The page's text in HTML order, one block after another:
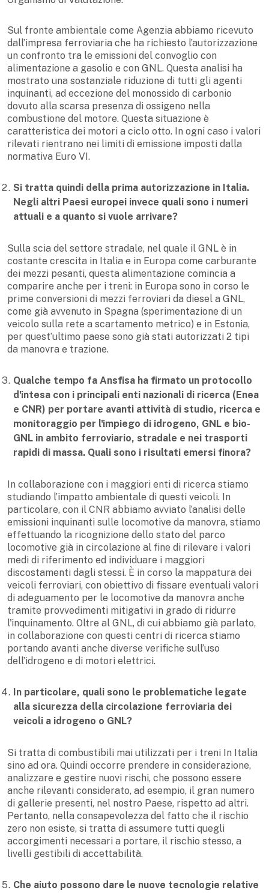
Sul fronte ambientale come Agenzia abbiamo ricevuto
dall’impresa ferroviaria che ha richiesto l’autorizzazione
un confronto tra le emissioni del convoglio con
alimentazione a gasolio e con GNL. Questa analisi ha
mostrato una sostanziale riduzione di tutti gli agenti
inquinanti, ad eccezione del monossido di carbonio
dovuto alla scarsa presenza di ossigeno nella
combustione del motore. Questa situazione è
caratteristica dei motori a ciclo otto. In ogni caso i valori
rilevati rientrano nei limiti di emissione imposti dalla
normativa Euro VI.
Si tratta quindi della prima autorizzazione in Italia.
Negli altri Paesi europei invece quali sono i numeri
attuali e a quanto si vuole arrivare?
Sulla scia del settore stradale, nel quale il GNL è in
costante crescita in Italia e in Europa come carburante
dei mezzi pesanti, questa alimentazione comincia a
comparire anche per i treni: in Europa sono in corso le
prime conversioni di mezzi ferroviari da diesel a GNL,
come già avvenuto in Spagna (sperimentazione di un
veicolo sulla rete a scartamento metrico) e in Estonia,
per quest’ultimo paese sono già stati autorizzati 2 tipi
da manovra e trazione.
Qualche tempo fa Ansfisa ha firmato un protocollo
d'intesa con i principali enti nazionali di ricerca (Enea
e CNR) per portare avanti attività di studio, ricerca e
monitoraggio per l'impiego di idrogeno, GNL e bio-
GNL in ambito ferroviario, stradale e nei trasporti
rapidi di massa. Quali sono i risultati emersi finora?
In collaborazione con i maggiori enti di ricerca stiamo
studiando l’impatto ambientale di questi veicoli. In
particolare, con il CNR abbiamo avviato l’analisi delle
emissioni inquinanti sulle locomotive da manovra, stiamo
effettuando la ricognizione dello stato del parco
locomotive già in circolazione al fine di rilevare i valori
medi di riferimento ed individuare i maggiori
discostamenti dagli stessi. È in corso la mappatura dei
veicoli ferroviari, con obiettivo di fissare eventuali valori
di adeguamento per le locomotive da manovra anche
tramite provvedimenti mitigativi in grado di ridurre
l'inquinamento. Oltre al GNL, di cui abbiamo già parlato,
in collaborazione con questi centri di ricerca stiamo
portando avanti anche diverse verifiche sull’uso
dell’idrogeno e di motori elettrici.
In particolare, quali sono le problematiche legate
alla sicurezza della circolazione ferroviaria dei
veicoli a idrogeno o GNL?
Si tratta di combustibili mai utilizzati per i treni In Italia
sino ad ora. Quindi occorre prendere in considerazione,
analizzare e gestire nuovi rischi, che possono essere
anche rilevanti considerato, ad esempio, il gran numero
di gallerie presenti, nel nostro Paese, rispetto ad altri.
Pertanto, nella consapevolezza del fatto che il rischio
zero non esiste, si tratta di assumere tutti quegli
accorgimenti necessari a portare, il rischio stesso, a
livelli gestibili di accettabilità.
Che aiuto possono dare le nuove tecnologie relative